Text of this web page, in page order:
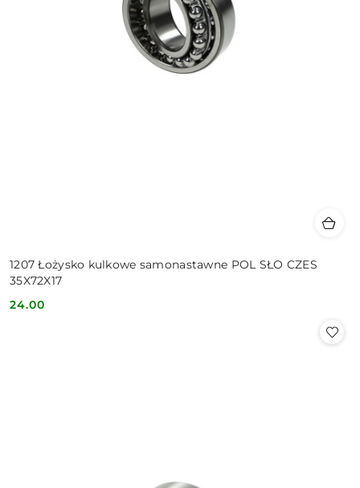
1207 Łożysko kulkowe samonastawne POL SŁO CZES
35X72X17
Cena:
24.00